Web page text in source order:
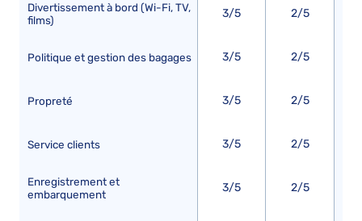
Divertissement à bord (Wi-Fi, TV,
films)
Politique et gestion des bagages
Propreté
Service clients
Enregistrement et
embarquement
3/5
3/5
3/5
3/5
3/5
2/5
2/5
2/5
2/5
2/5